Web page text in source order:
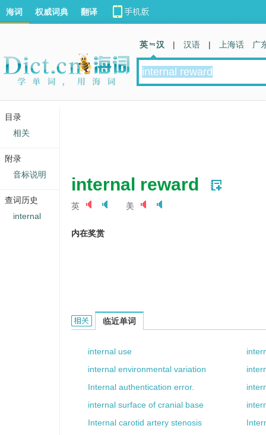
internal reward
英 美
内在奖赏
internal reward的相关资料：
临近单词
internal use
internal environmental variation
Internal authentication error.
internal surface of cranial base
Internal carotid artery stenosis
海词 权威词典 翻译
英 汉 | 汉语 | 上海话 广
目录
相关
附录
音标说明
查词历史
internal